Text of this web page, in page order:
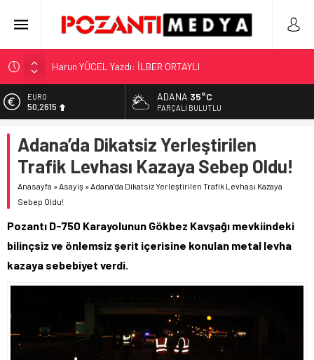
“KILAVUZ HATİCE’NİN MEZARI NEREDE?!!!”
Adana’nın Gizli Cenneti Pozantı Akçatekir Yaylası
Yılmaz Soğutma’dan Buzdolabı Uyarısı
Ajans
Harun YÜCEL Yazdı: İLBER ORTAYLI
EURO
50,2615
5.910,66
BİST
11.456,34
DOLAR
ADANA 35°C
PARÇALI BULUTLU
Adana’da Dikatsiz Yerleştirilen
Trafik Levhası Kazaya Sebep Oldu!
Anasayfa »Asayiş »Adana’da Dikatsiz Yerleştirilen Trafik Levhası Kazaya
Sebep Oldu!
Pozantı D-750 Karayolunun Gökbez Kavşağı mevkiindeki
bilinçsiz ve önlemsiz şerit içerisine konulan metal levha
kazaya sebebiyet verdi.